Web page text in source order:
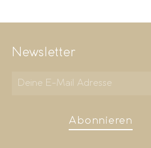
Newsletter
Abonnieren